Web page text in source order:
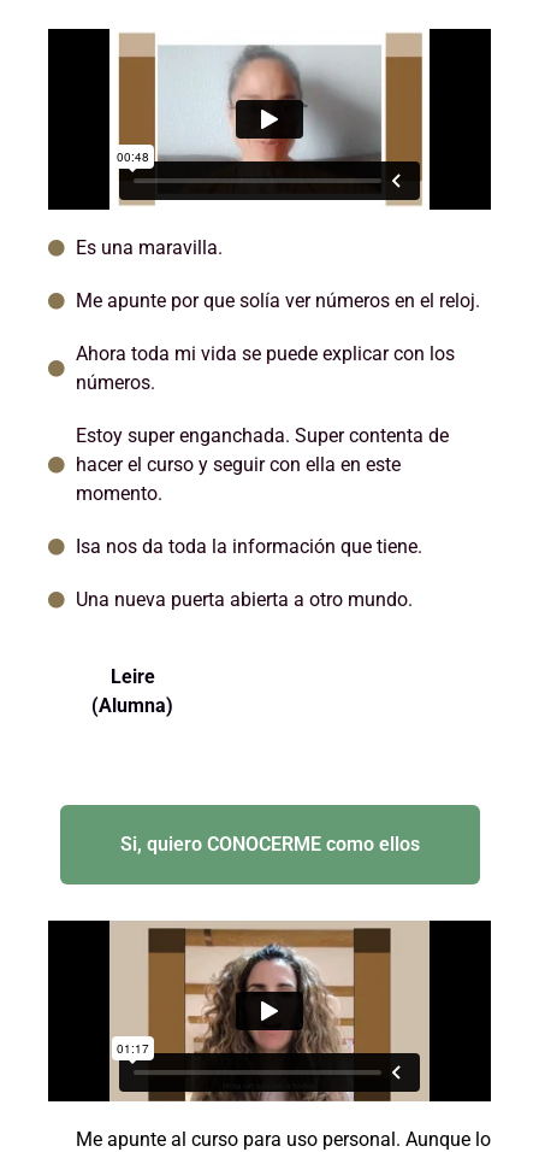
Es una maravilla.
Me apunte por que solía ver números en el reloj.
Ahora toda mi vida se puede explicar con los
números.
Estoy super enganchada. Super contenta de
hacer el curso y seguir con ella en este
momento.
Isa nos da toda la información que tiene.
Una nueva puerta abierta a otro mundo.
Leire
(Alumna)
Si, quiero CONOCERME como ellos
Me apunte al curso para uso personal. Aunque lo